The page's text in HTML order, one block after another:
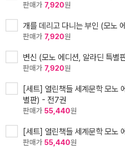
판매가 7,920원
개를 데리고 다니는 부인 (모노
판매가 7,920원
변신 (모노 에디션, 알라딘 특별
판매가 7,920원
[세트] 열린책들 세계문학 모노
별판) - 전7권
판매가 55,440원
[세트] 열린책들 세계문학 모노
판매가 55,440원